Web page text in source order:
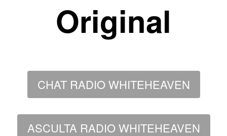
Original
CHAT RADIO WHITEHEAVEN
ASCULTA RADIO WHITEHEAVEN